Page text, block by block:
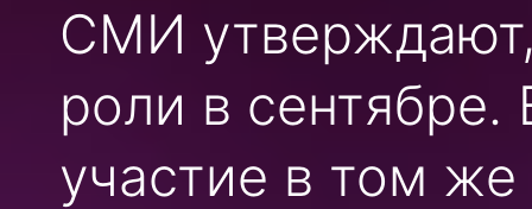
СМИ утверждают,
роли в сентябре.
участие в том же